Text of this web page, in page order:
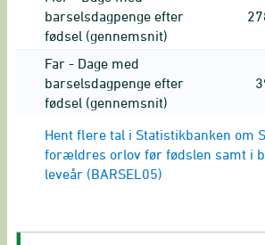
barselsdagpenge efter
fødsel (gennemsnit)
Far - Dage med
barselsdagpenge efter
fødsel (gennemsnit)
Hent flere tal i Statistikbanken om
forældres orlov før fødslen samt i
leveår (BARSEL05)